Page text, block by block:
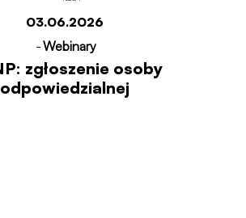
03.06.2026
-Webinary
zgłoszenie osoby
odpowiedzialnej